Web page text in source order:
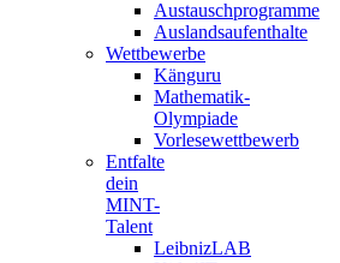
Austauschprogramme
Auslandsaufenthalte
Wettbewerbe
Känguru
Mathematik-
Olympiade
Vorlesewettbewerb
Entfalte
dein
MINT-
Talent
LeibnizLAB